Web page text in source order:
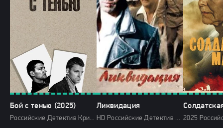
Бой с тенью (2025)
Российские Детектив Криминал История 2025 Первый канал
Ликвидация
HD Российские Детектив Драмы Криминал Триллеры Россия 1